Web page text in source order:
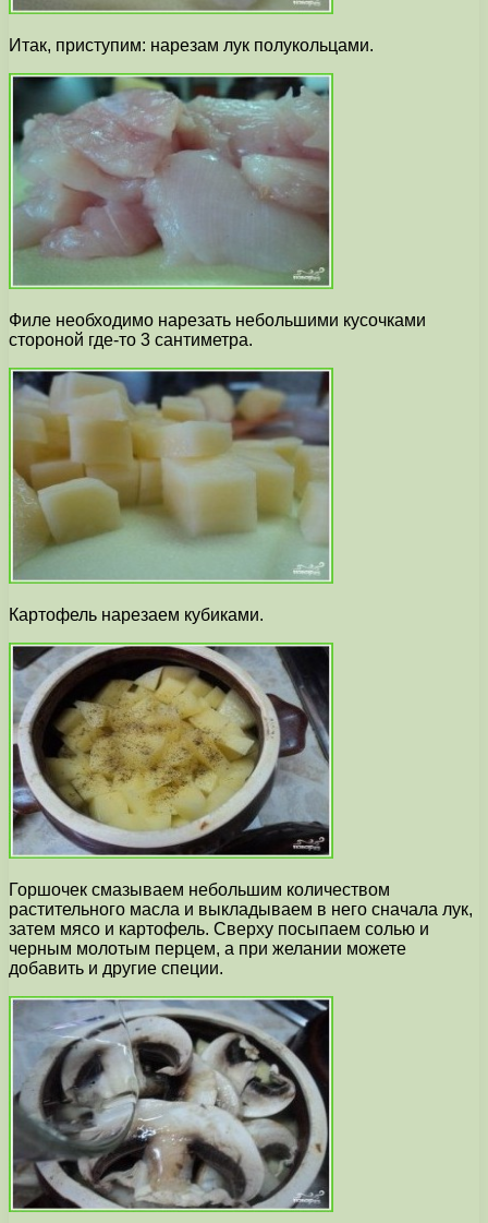
Итак, приступим: нарезам лук полукольцами.
Филе необходимо нарезать небольшими кусочками
стороной где-то 3 сантиметра.
Картофель нарезаем кубиками.
Горшочек смазываем небольшим количеством
растительного масла и выкладываем в него сначала лук,
затем мясо и картофель. Сверху посыпаем солью и
черным молотым перцем, а при желании можете
добавить и другие специи.